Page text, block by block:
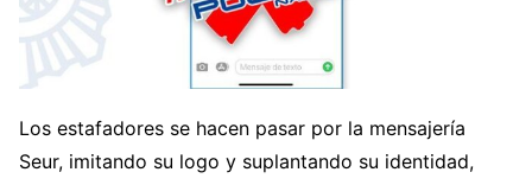
Los estafadores se hacen pasar por la mensajería
Seur, imitando su logo y suplantando su identidad,